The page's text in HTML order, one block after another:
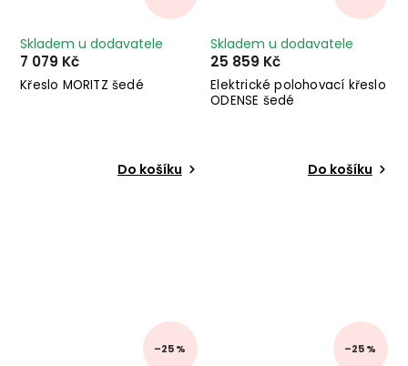
Křeslo MORITZ šedé
Skladem u dodavatele
7 079 Kč
Do košíku
Elektrické polohovací křeslo
ODENSE šedé
Skladem u dodavatele
25 859 Kč
Do košíku
–25 % –25 %